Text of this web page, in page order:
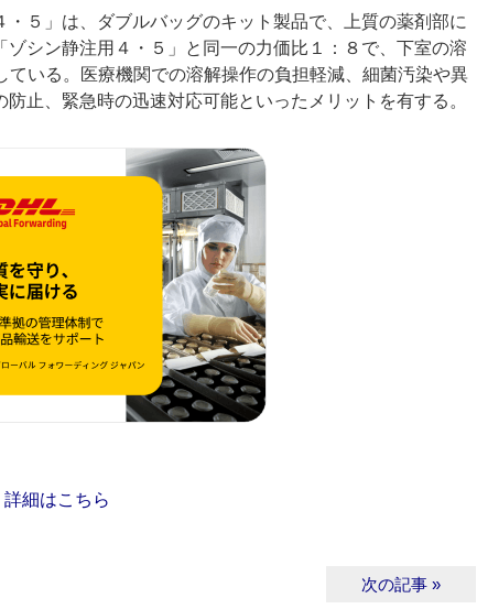
５」は、ダブルバッグのキット製品で、上質の薬剤部に
シン静注用４・５」と同一の力価比１：８で、下室の溶
ている。医療機関での溶解操作の負担軽減、細菌汚染や異
止、緊急時の迅速対応可能といったメリットを有する。
細はこちら
次の記事 »